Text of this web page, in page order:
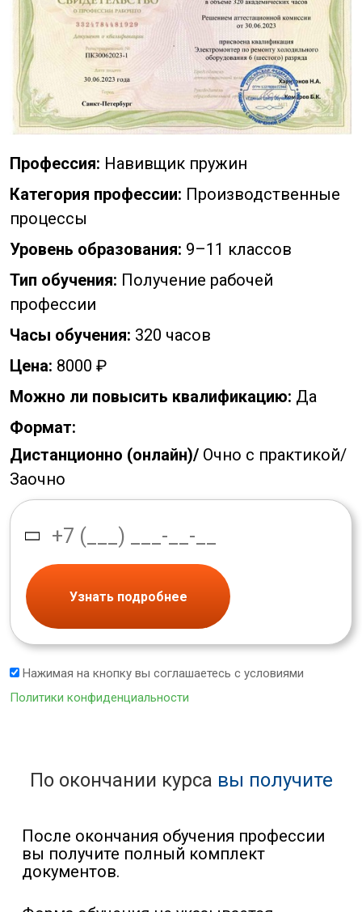
Профессия: Навивщик пружин
Категория профессии: Производственные
процессы
Уровень образования: 9–11 классов
Тип обучения: Получение рабочей
профессии
Часы обучения: 320 часов
Цена: 8000 ₽
Можно ли повысить квалификацию: Да
Формат:
Дистанционно (онлайн)/ Очно с практикой/
Заочно
Узнать подробнее
Нажимая на кнопку вы соглашаетесь с условиями
Политики конфиденциальности
По окончании курса вы получите
После окончания обучения профессии
вы получите полный комплект
документов.